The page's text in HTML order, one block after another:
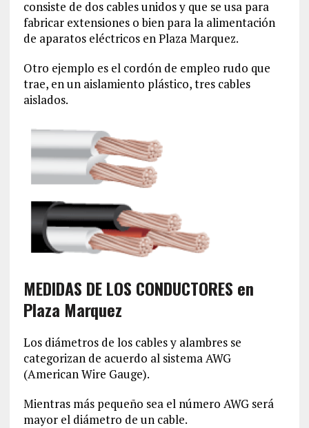
consiste de dos cables unidos y que se usa para
fabricar extensiones o bien para la alimentación
de aparatos eléctricos en Plaza Marquez.
Otro ejemplo es el cordón de empleo rudo que
trae, en un aislamiento plástico, tres cables
aislados.
MEDIDAS DE LOS CONDUCTORES en
Plaza Marquez
Los diámetros de los cables y alambres se
categorizan de acuerdo al sistema AWG
(American Wire Gauge).
Mientras más pequeño sea el número AWG será
mayor el diámetro de un cable.